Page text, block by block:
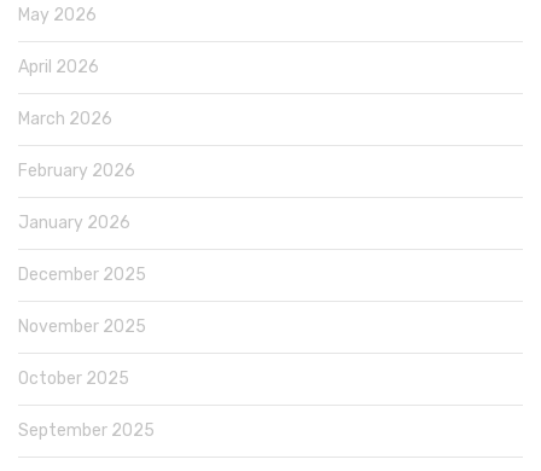
May 2026
April 2026
March 2026
February 2026
January 2026
December 2025
November 2025
October 2025
September 2025